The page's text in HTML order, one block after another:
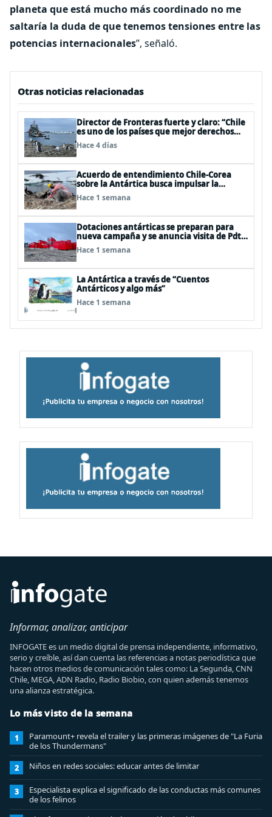
planeta que está mucho más coordinado no me
saltaría la duda de que tenemos tensiones entre las
potencias internacionales”, señaló.
Otras noticias relacionadas
Director de Fronteras fuerte y claro: “Chile
es uno de los países que mejor derechos
tiene para sustentar una reclamación de
territorio antártico”
Hace 4 días
Acuerdo de entendimiento Chile-Corea
sobre la Antártica busca impulsar la
investigación científica
Hace 1 semana
Dotaciones antárticas se preparan para
nueva campaña y se anuncia visita de Pdte
Kast y su gabinete al continente blanco
Hace 1 semana
La Antártica a través de “Cuentos
Antárticos y algo más”
Hace 1 semana
Informar, analizar, anticipar
INFOGATE es un medio digital de prensa independiente, informativo,
serio y creíble, así dan cuenta las referencias a notas periodística que
hacen otros medios de comunicación tales como: La Segunda, CNN
Chile, MEGA, ADN Radio, Radio Biobio, con quien además tenemos
una alianza estratégica.
Lo más visto de la semana
1
Paramount+ revela el trailer y las primeras imágenes de "La Furia
de los Thundermans"
2 Niños en redes sociales: educar antes de limitar
3
Especialista explica el significado de las conductas más comunes
de los felinos